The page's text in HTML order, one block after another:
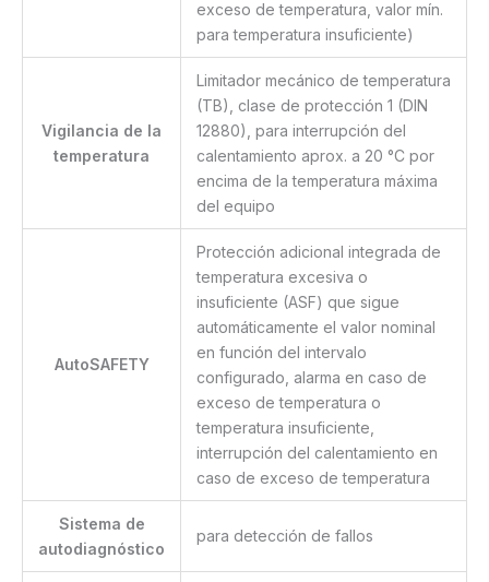
exceso de temperatura, valor mín.
para temperatura insuficiente)
Vigilancia de la
temperatura
Limitador mecánico de temperatura
(TB), clase de protección 1 (DIN
12880), para interrupción del
calentamiento aprox. a 20 °C por
encima de la temperatura máxima
del equipo
AutoSAFETY
Protección adicional integrada de
temperatura excesiva o
insuficiente (ASF) que sigue
automáticamente el valor nominal
en función del intervalo
configurado, alarma en caso de
exceso de temperatura o
temperatura insuficiente,
interrupción del calentamiento en
caso de exceso de temperatura
Sistema de
autodiagnóstico
para detección de fallos